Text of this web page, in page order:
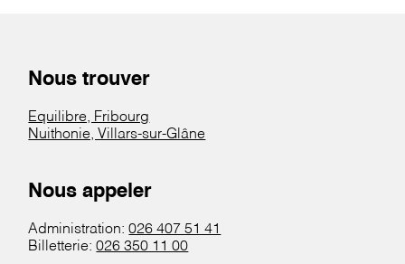
Nous trouver
Equilibre, Fribourg
Nuithonie, Villars-sur-Glâne
Nous appeler
Administration:026 407 51 41
Billetterie:026 350 11 00